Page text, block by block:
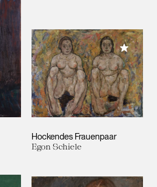
Hockendes Frauenpaar
Egon Schiele
Meiner